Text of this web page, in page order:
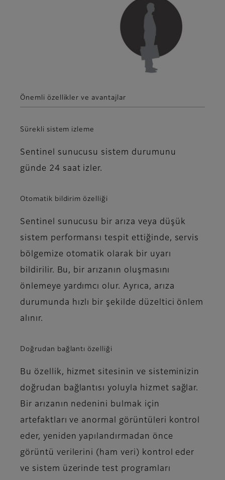
Önemli özellikler ve avantajlar
Sürekli sistem izleme
Sentinel sunucusu sistem durumunu
günde 24 saat izler.
Otomatik bildirim özelliği
Sentinel sunucusu bir arıza veya düşük
sistem performansı tespit ettiğinde, servis
bölgemize otomatik olarak bir uyarı
bildirilir. Bu, bir arızanın oluşmasını
önlemeye yardımcı olur. Ayrıca, arıza
durumunda hızlı bir şekilde düzeltici önlem
alınır.
Doğrudan bağlantı özelliği
Bu özellik, hizmet sitesinin ve sisteminizin
doğrudan bağlantısı yoluyla hizmet sağlar.
Bir arızanın nedenini bulmak için
artefaktları ve anormal görüntüleri kontrol
eder, yeniden yapılandırmadan önce
görüntü verilerini (ham veri) kontrol eder
ve sistem üzerinde test programları